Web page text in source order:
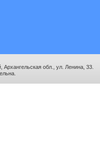
обл., ул. Ленина, 33.